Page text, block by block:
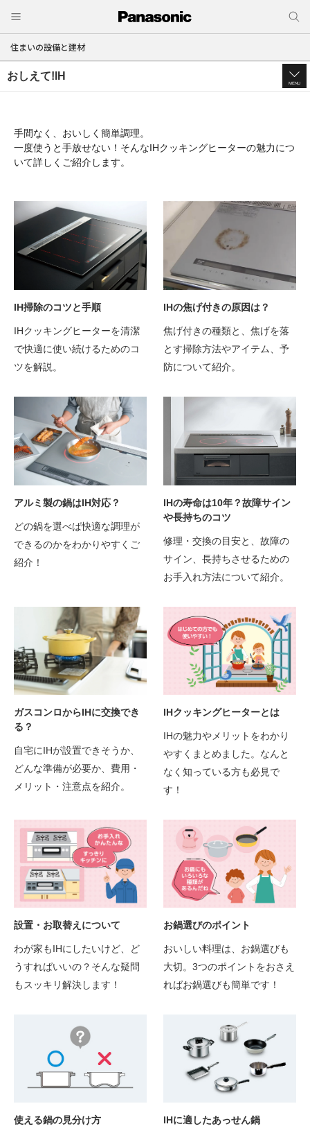
住まいの設備と建材
おしえて!IH
MENU
手間なく、おいしく簡単調理。
一度使うと手放せない！そんなIHクッキングヒーターの魅力につ
いて詳しくご紹介します。
IH掃除のコツと手順
IHクッキングヒーターを清潔
で快適に使い続けるためのコ
ツを解説。
IHの焦げ付きの原因は？
焦げ付きの種類と、焦げを落
とす掃除方法やアイテム、予
防について紹介。
アルミ製の鍋はIH対応？
どの鍋を選べば快適な調理が
できるのかをわかりやすくご
紹介！
IHの寿命は10年？故障サイン
や長持ちのコツ
修理・交換の目安と、故障の
サイン、長持ちさせるための
お手入れ方法について紹介。
ガスコンロからIHに交換でき
る？
自宅にIHが設置できそうか、
どんな準備が必要か、費用・
メリット・注意点を紹介。
IHクッキングヒーターとは
IHの魅力やメリットをわかり
やすくまとめました。なんと
なく知っている方も必見で
す！
設置・お取替えについて
わが家もIHにしたいけど、ど
うすればいいの？そんな疑問
もスッキリ解決します！
お鍋選びのポイント
おいしい料理は、お鍋選びも
大切。3つのポイントをおさえ
ればお鍋選びも簡単です！
使える鍋の見分け方 IHに適したあっせん鍋